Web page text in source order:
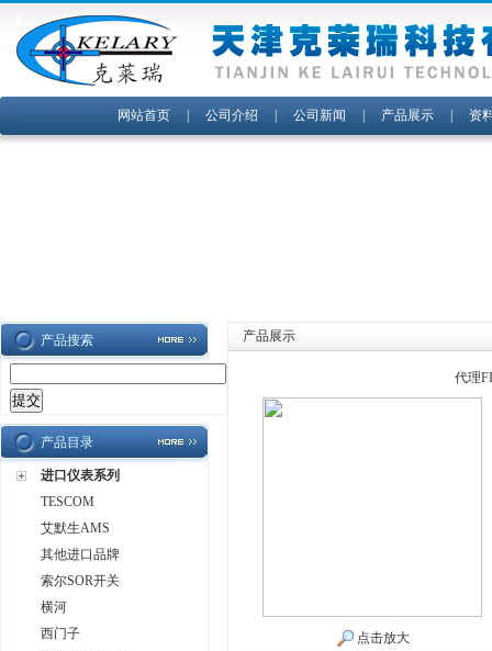
网站首页 公司介绍 公司新闻 产品展示 资
产品搜索
产品目录
进口仪表系列
TESCOM
艾默生AMS
其他进口品牌
索尔SOR开关
横河
西门子
产品展示
代理
点击放大